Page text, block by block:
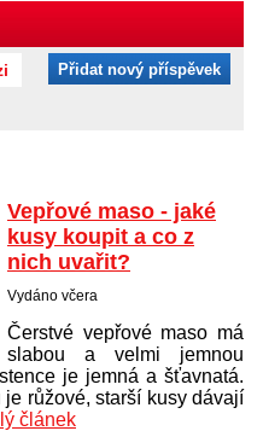
Přidat nový příspěvek
Vepřové maso - jaké
kusy koupit a co z
nich uvařit?
Vydáno včera
Čerstvé vepřové maso má
slabou a velmi jemnou
je jemná a šťavnatá.
růžové, starší kusy dávají
článek